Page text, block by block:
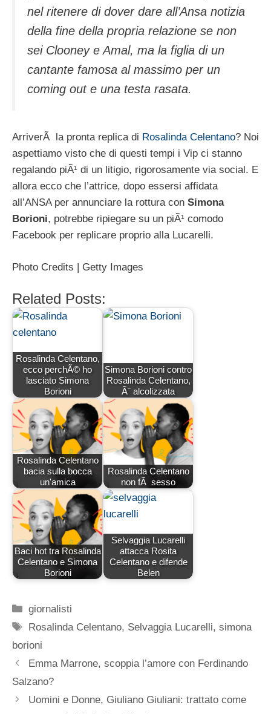
nel ritenere di dover dare all’Ansa notizia
della fine della propria relazione se non
sei Clooney e Amal, ma la figlia di un
cantante famosa al massimo per un
coming out e una testa rasata.
ArriverÃ la pronta replica di Rosalinda Celentano? Noi
aspettiamo visto che di questi tempi i Vip ci stanno
regalando piÃ¹ di un litigio, rigorosamente via social. E
allora ecco che l’attrice, dopo essersi affidata
all’ANSA per annunciare la rottura con Simona
Borioni, potrebbe ripiegare su un piÃ¹ comodo
Facebook per replicare proprio alla Lucarelli.
Photo Credits | Getty Images
Related Posts:
Rosalinda Celentano,
ecco perchÃ© ho
lasciato Simona
Borioni
Simona Borioni contro
Rosalinda Celentano,
Ã¨ alcolizzata
Rosalinda Celentano
bacia sulla bocca
un'amica
Rosalinda Celentano
non fÃ sesso
Baci hot tra Rosalinda
Celentano e Simona
Borioni
Selvaggia Lucarelli
attacca Rosita
Celentano e difende
Belen
Categorie
giornalisti
Tag
Rosalinda Celentano, Selvaggia Lucarelli,simona
borioni
Emma Marrone, scoppia l’amore con Ferdinando
Salzano?
Uomini e Donne, Giuliano Giuliani: trattato come